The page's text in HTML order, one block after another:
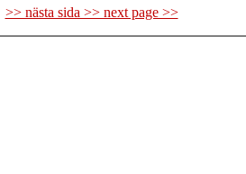
>> nästa sida >> next page >>